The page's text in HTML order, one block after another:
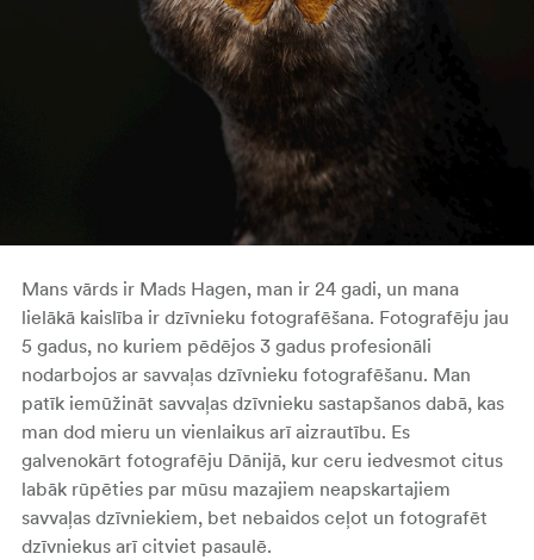
Mans vārds ir Mads Hagen, man ir 24 gadi, un mana
lielākā kaislība ir dzīvnieku fotografēšana. Fotografēju jau
5 gadus, no kuriem pēdējos 3 gadus profesionāli
nodarbojos ar savvaļas dzīvnieku fotografēšanu. Man
patīk iemūžināt savvaļas dzīvnieku sastapšanos dabā, kas
man dod mieru un vienlaikus arī aizrautību. Es
galvenokārt fotografēju Dānijā, kur ceru iedvesmot citus
labāk rūpēties par mūsu mazajiem neapskartajiem
savvaļas dzīvniekiem, bet nebaidos ceļot un fotografēt
dzīvniekus arī citviet pasaulē.